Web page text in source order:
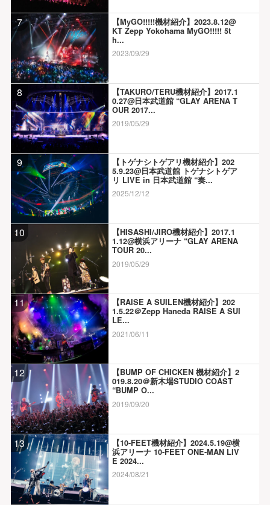
7
【MyGO!!!!!機材紹介】2023.8.12@
KT Zepp Yokohama MyGO!!!!! 5t
h...
2023/09/29
8
【TAKURO/TERU機材紹介】2017.1
0.27@日本武道館 “GLAY ARENA T
OUR 2017...
2019/05/29
9
【トゲナシトゲアリ機材紹介】202
5.9.23@日本武道館 トゲナシトゲア
リ LIVE in 日本武道館 “奏...
2025/12/12
10
【HISASHI/JIRO機材紹介】2017.1
1.12@横浜アリーナ “GLAY ARENA
TOUR 20...
2019/05/29
11
【RAISE A SUILEN機材紹介】202
1.5.22＠Zepp Haneda RAISE A SUI
LE...
2021/06/11
12
【BUMP OF CHICKEN 機材紹介】2
019.8.20＠新木場STUDIO COAST
“BUMP O...
2019/09/20
13
【10-FEET機材紹介】2024.5.19@横
浜アリーナ 10-FEET ONE-MAN LIV
E 2024...
2024/08/21